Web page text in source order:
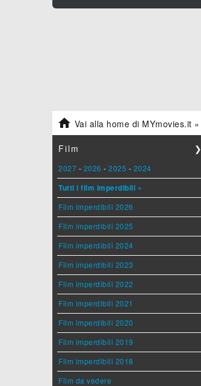
 Vai alla home di MYmovies.it »
Film ❯
2027 - 2026 - 2025 - 2024
Tutti i film imperdibili »
Film imperdibili 2026
Film imperdibili 2025
Film imperdibili 2024
Film imperdibili 2023
Film imperdibili 2022
Film imperdibili 2021
Film imperdibili 2020
Film imperdibili 2019
Film imperdibili 2018
Film da vedere